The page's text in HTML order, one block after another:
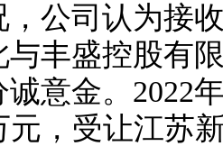
， 公司认为接
与丰盛控股有
诚意金。 2022
元，受让江苏